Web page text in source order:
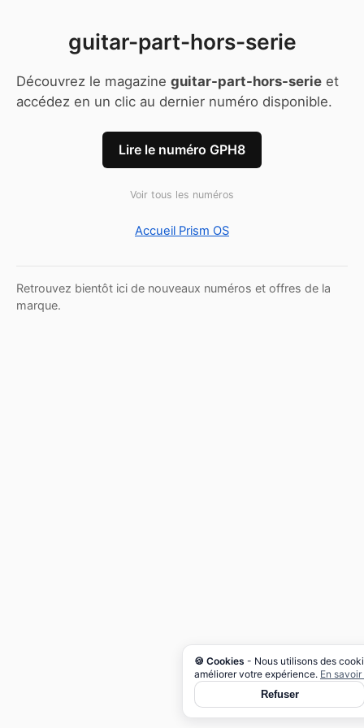
guitar-part-hors-serie
Découvrez le magazine guitar-part-hors-serie et
accédez en un clic au dernier numéro disponible.
Lire le numéro GPH8
Voir tous les numéros
Accueil Prism OS
Retrouvez bientôt ici de nouveaux numéros et offres de la
marque.
🍪 Cookies - Nous utilisons des
améliorer votre expérience. En
Refuser